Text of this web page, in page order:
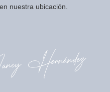
nuestra ubicación.
Hernández